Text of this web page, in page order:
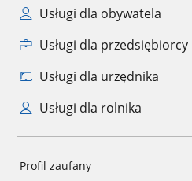
Usługi dla obywatela
Usługi dla przedsiębiorcy
Usługi dla urzędnika
Usługi dla rolnika
Profil zaufany